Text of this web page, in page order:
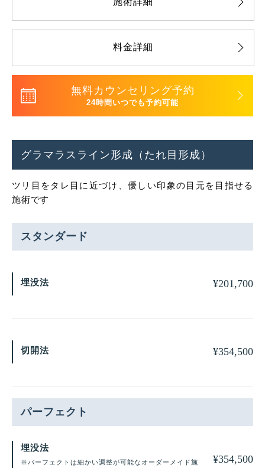
料金詳細
無料カウンセリング予約
24時間いつでも予約可能
グラマラスライン形成（たれ目形成）
ツリ目をタレ目に近づけ、優しい印象の目元を目指せる
施術です
スタンダード
埋没法 ¥201,700
切開法 ¥354,500
パーフェクト
埋没法
※パーフェクトは細かい調整が可能なオーダーメイド施
¥354,500